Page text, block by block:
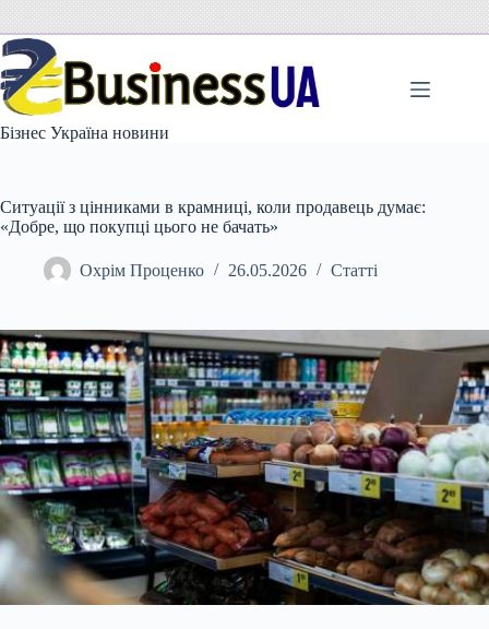
вмісту
Бізнес Україна новини
Ситуації з цінниками в крамниці, коли продавець думає:
«Добре, що покупці цього не бачать»
Охрім Проценко 26.05.2026 Статті